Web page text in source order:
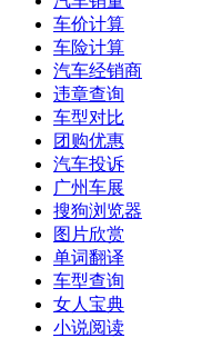
车价计算
车险计算
汽车经销商
违章查询
车型对比
团购优惠
汽车投诉
广州车展
搜狗浏览器
图片欣赏
单词翻译
车型查询
女人宝典
小说阅读